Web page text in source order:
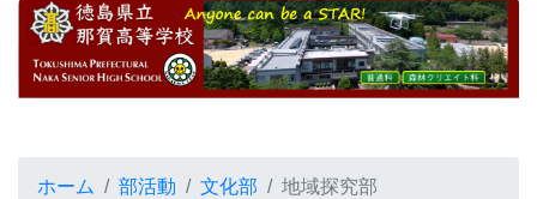
ホーム 部活動 文化部 地域探究部